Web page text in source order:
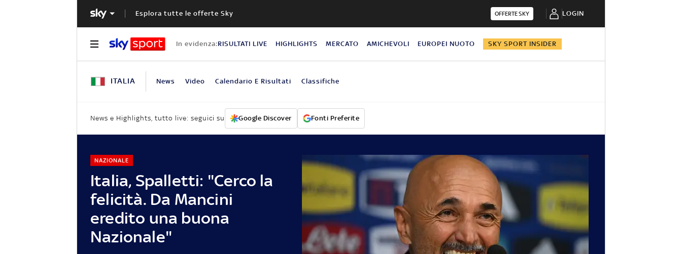
Esplora tutte le offerte Sky OFFERTE SKY LOGIN
In evidenza:RISULTATI LIVE HIGHLIGHTS MERCATO AMICHEVOLI EUROPEI NUOTO SKY SPORT INSIDER
ITALIA News Video Calendario E Risultati Classifiche
News e Highlights, tutto live: seguici su Google Discover Fonti Preferite
Italia, Spalletti: "Cerco la
felicità. Da Mancini
eredito una buona
Nazionale"
NAZIONALE